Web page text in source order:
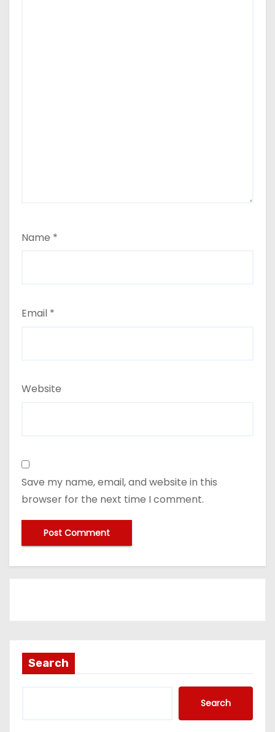
Name *
Email *
Website
Save my name, email, and website in this
browser for the next time I comment.
Search
Search